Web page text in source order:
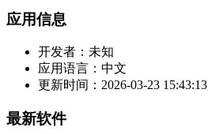
应用信息
开发者： 未知
应用语言： 中文
更新时间： 2026-03-23 15:43:13
最新软件